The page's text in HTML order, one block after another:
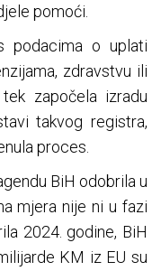
pomoći.
podacima o uplati
zdravstvu ili
započela izradu
takvog registra,
proces.
BiH odobrila u
mjera nije ni u fazi
2024. godine, BiH
KM iz EU su